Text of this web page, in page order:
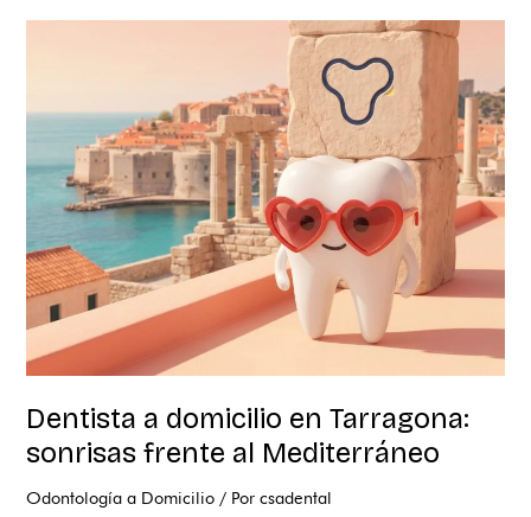
Dentista a domicilio en Tarragona:
sonrisas frente al Mediterráneo
Odontología a Domicilio / Porcsadental
en
Tarragona:
sonrisas
frente
Mediterráneo